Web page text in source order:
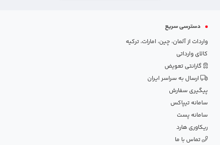
دسترسی سریع
واردات از آلمان، چین، امارات، ترکیه
کالای وارداتی
گارانتی تعویض
ارسال به سراسر ایران
پیگیری سفارش
سامانه تیپاکس
سامانه پست
ریکاوری هارد
تماس با ما